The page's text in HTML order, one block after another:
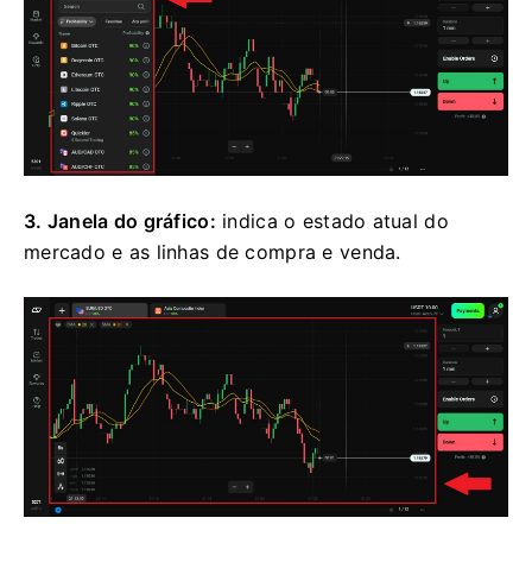
3. Janela do gráfico: indica o estado atual do
mercado e as linhas de compra e venda.